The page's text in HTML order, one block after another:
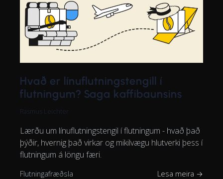
Hvað er línuflutningstengill í
flutningum? Saga kaffibaunsins
Rasmus Leichter
Lærðu um línuflutningstengil í flutningum - hvað það
þýðir, hvernig það virkar og mikilvægu hlutverki þess í
flutningum á löngu færi.
Flutningafræðsla Lesa meira →